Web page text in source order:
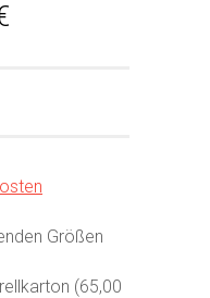
Größen
(65,00